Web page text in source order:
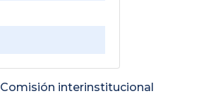
Comisión interinstitucional